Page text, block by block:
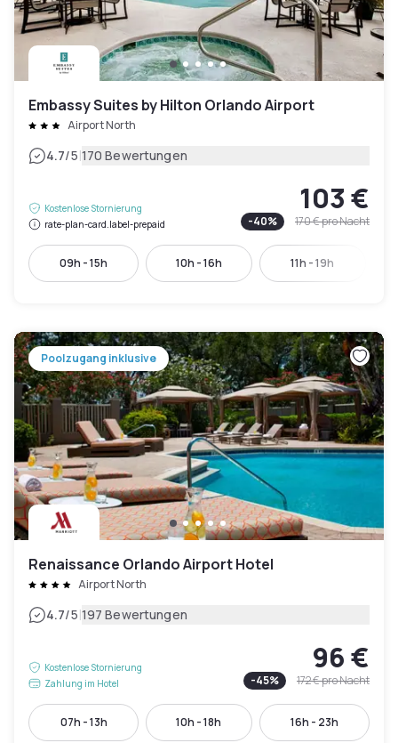
Embassy Suites by Hilton Orlando Airport
Airport North
4.7/5|170 Bewertungen
Kostenlose Stornierung
rate-plan-card.label-prepaid
103 €
-40% 170 €pro Nacht
09h - 15h 10h - 16h 11h - 19h
Poolzugang inklusive
Renaissance Orlando Airport Hotel
Airport North
4.7/5|197 Bewertungen
Kostenlose Stornierung
Zahlung im Hotel
96 €
-45% 172 €pro Nacht
07h - 13h 10h - 18h 16h - 23h